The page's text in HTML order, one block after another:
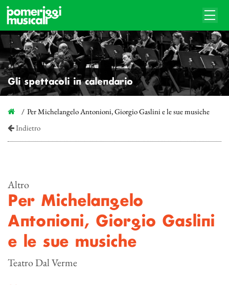
Gli spettacoli in calendario
Per Michelangelo Antonioni, Giorgio Gaslini e le sue musiche
Indietro
Altro
Per Michelangelo
Antonioni, Giorgio Gaslini
e le sue musiche
Teatro Dal Verme